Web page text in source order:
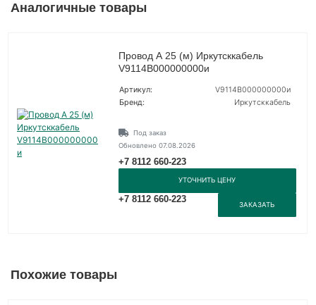
Аналогичные товары
Провод А 25 (м) Иркутсккабель
V9114В000000000и
Артикул:
V9114В000000000и
Бренд:
Иркутсккабель
Под заказ
Обновлено 07.08.2026
+7 8112 660-223
УТОЧНИТЬ ЦЕНУ
+7 8112 660-223
ЗАКАЗАТЬ
Похожие товары